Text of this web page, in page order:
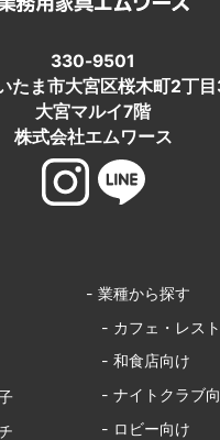
330-9501
たま市大宮区桜木町2丁
大宮マルイ7階
株式会社エムワース
- 業種から探す
- カフェ・レス
- 和食店向け
- ナイトクラブ
- ロビー向け